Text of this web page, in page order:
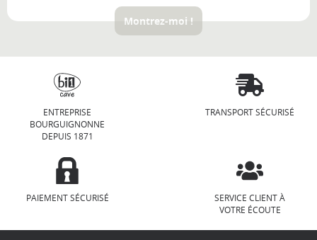
Montrez-moi !
ENTREPRISE
BOURGUIGNONNE
DEPUIS 1871
TRANSPORT SÉCURISÉ
PAIEMENT SÉCURISÉ
SERVICE CLIENT À
VOTRE ÉCOUTE